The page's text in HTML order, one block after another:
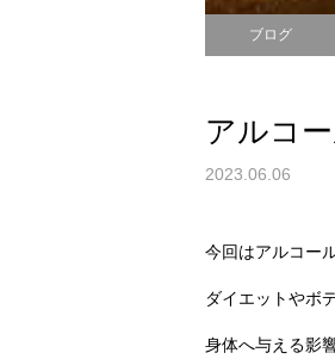
ブログ
アルコ
2023.06.06
今回はアルコー
ダイエットやボ
身体へ与える影